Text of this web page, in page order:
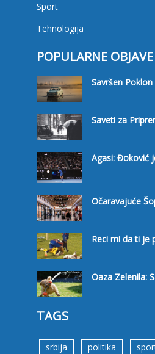
Sport
Tehnologija
POPULARNE OBJAVE
Savršen
Saveti za
Agasi: Đoković
Očaravajuće
Reci mi da ti je
Oaza Zelenila:
TAGS
srbija politika